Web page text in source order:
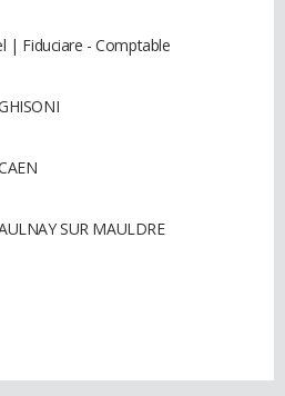
| Fiduciare - Comptable
SUR MAULDRE